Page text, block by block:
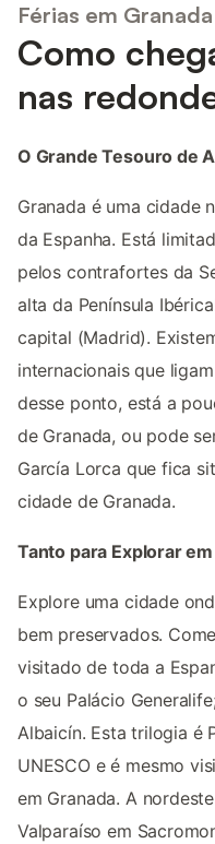
Férias em Granada
Como
nas
O Grande Tesouro de
Granada é uma cidade
da Espanha. Está
pelos contrafortes da
alta da Península
capital (Madrid).
internacionais que
desse ponto, está a
de Granada, ou pode
García Lorca que fica
cidade de Granada.
Tanto para Explorar
Explore uma cidade
bem preservados.
visitado de toda a
o seu Palácio
Albaicín. Esta trilogia é
UNESCO e é mesmo
em Granada. A
Valparaíso em